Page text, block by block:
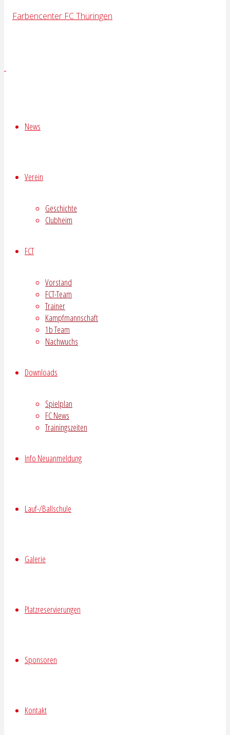
News
Verein
Geschichte
Clubheim
FCT
Vorstand
FCT-Team
Trainer
Kampfmannschaft
1b Team
Nachwuchs
Downloads
Spielplan
FC News
Trainingszeiten
Info Neuanmeldung
Lauf-/Ballschule
Galerie
Platzreservierungen
Sponsoren
Kontakt